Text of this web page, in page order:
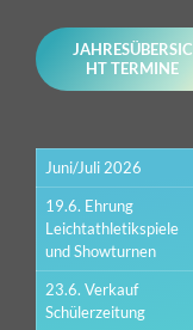
JAHRESÜBERSIC
HT TERMINE
Juni/Juli 2026
19.6. Ehrung
Leichtathletikspiele
und Showturnen
23.6. Verkauf
Schülerzeitung